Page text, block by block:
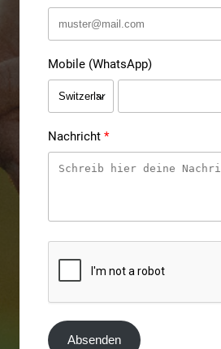
Mobile (WhatsApp)
Nachricht
Absenden